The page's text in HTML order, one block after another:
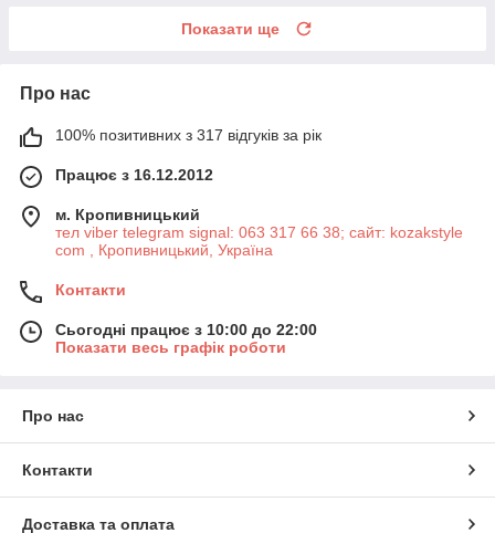
Показати ще
Про нас
100% позитивних з 317 відгуків за рік
Працює з 16.12.2012
м. Кропивницький
тел viber telegram signal: 063 317 66 38; сайт: kozakstyle
com , Кропивницький, Україна
Контакти
Сьогодні працює з 10:00 до 22:00
Показати весь графік роботи
Про нас
Контакти
Доставка та оплата